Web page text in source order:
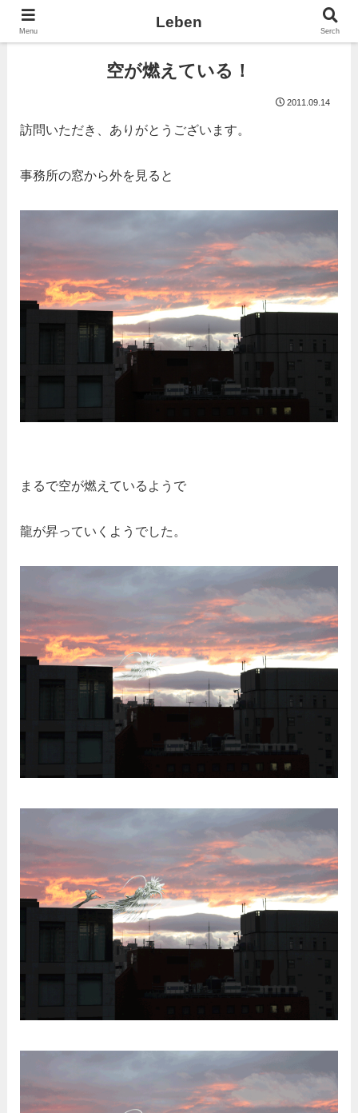
空が燃えている！
2011.09.14
訪問いただき、ありがとうございます。
事務所の窓から外を見ると
まるで空が燃えているようで
龍が昇っていくようでした。
Menu
Leben
Serch